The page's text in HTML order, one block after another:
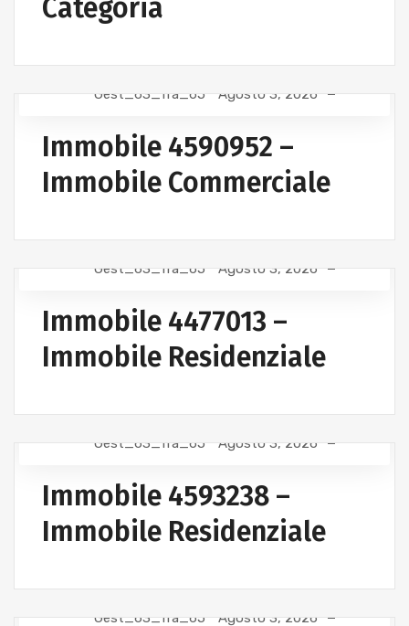
Categoria
Gest_63_fra_65 Agosto 3, 2026
Immobile 4590952 –
Immobile Commerciale
Gest_63_fra_65 Agosto 3, 2026
Immobile 4477013 –
Immobile Residenziale
Gest_63_fra_65 Agosto 3, 2026
Immobile 4593238 –
Immobile Residenziale
Gest_63_fra_65 Agosto 3, 2026